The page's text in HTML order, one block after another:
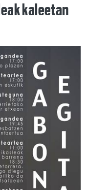
kaleetan